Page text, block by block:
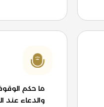
ما حكم
والدعاء عند